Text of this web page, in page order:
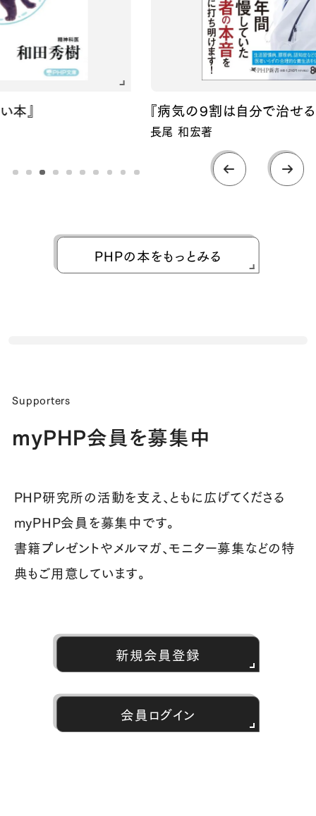
PHPの本をもっとみる
『病気の９割は自分で治せる！』
長尾 和宏著
Supporters
myPHP会員を募集中
PHP研究所の活動を支え、ともに広げてくださる
myPHP会員を募集中です。
書籍プレゼントやメルマガ、モニター募集などの特
典もご用意しています。
新規会員登録
会員ログイン